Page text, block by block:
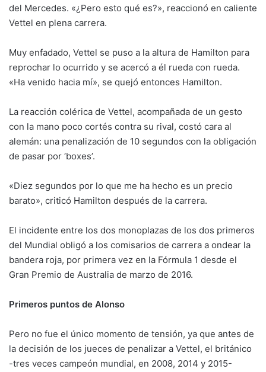
del Mercedes. «¿Pero esto qué es?», reaccionó en caliente
Vettel en plena carrera.
Muy enfadado, Vettel se puso a la altura de Hamilton para
reprochar lo ocurrido y se acercó a él rueda con rueda.
«Ha venido hacia mí», se quejó entonces Hamilton.
La reacción colérica de Vettel, acompañada de un gesto
con la mano poco cortés contra su rival, costó cara al
alemán: una penalización de 10 segundos con la obligación
de pasar por ‘boxes’.
«Diez segundos por lo que me ha hecho es un precio
barato», criticó Hamilton después de la carrera.
El incidente entre los dos monoplazas de los dos primeros
del Mundial obligó a los comisarios de carrera a ondear la
bandera roja, por primera vez en la Fórmula 1 desde el
Gran Premio de Australia de marzo de 2016.
Primeros puntos de Alonso
Pero no fue el único momento de tensión, ya que antes de
la decisión de los jueces de penalizar a Vettel, el británico
-tres veces campeón mundial, en 2008, 2014 y 2015-